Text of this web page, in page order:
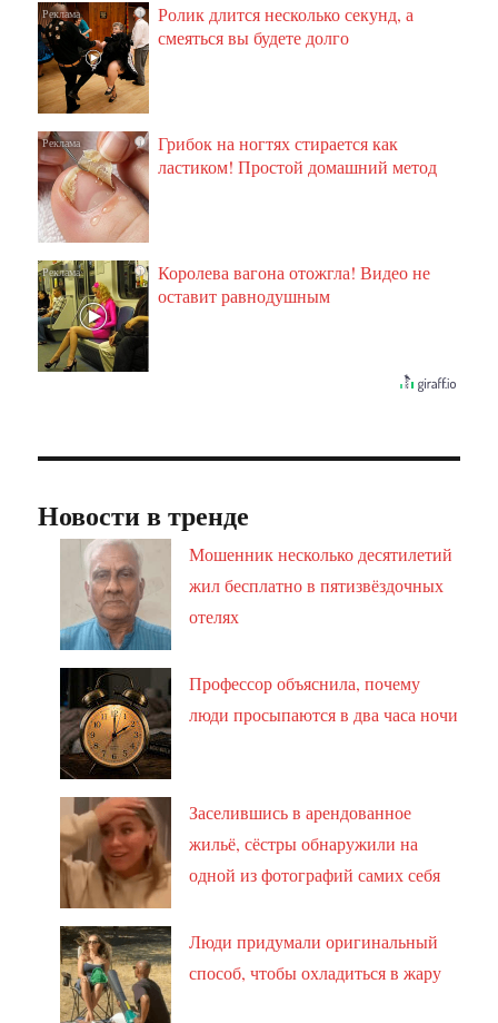
i
Ролик длится несколько секунд, а
смеяться вы будете долго
i
Грибок на ногтях стирается как
ластиком! Простой домашний метод
i
Королева вагона отожгла! Видео не
оставит равнодушным
Новости в тренде
Мошенник несколько десятилетий
жил бесплатно в пятизвёздочных
отелях
Профессор объяснила, почему
люди просыпаются в два часа ночи
Заселившись в арендованное
жильё, сёстры обнаружили на
одной из фотографий самих себя
Люди придумали оригинальный
способ, чтобы охладиться в жару